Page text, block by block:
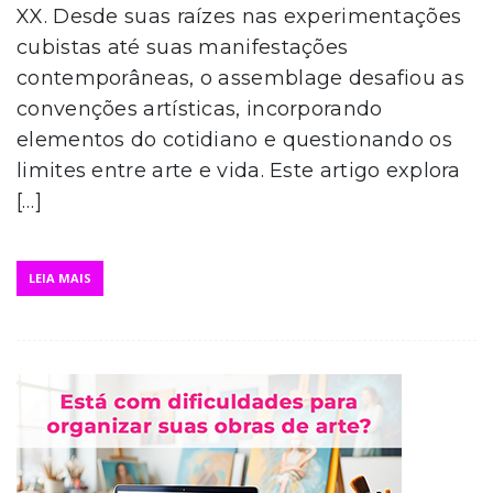
XX. Desde suas raízes nas experimentações
cubistas até suas manifestações
contemporâneas, o assemblage desafiou as
convenções artísticas, incorporando
elementos do cotidiano e questionando os
limites entre arte e vida. Este artigo explora
[…]
LEIA MAIS